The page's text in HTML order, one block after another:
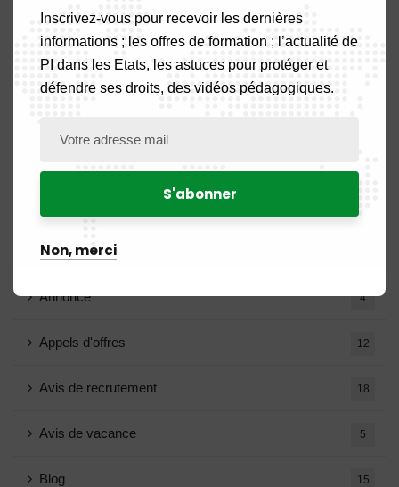
Guinée Bissau
Guinée Equatoriale
Agenda
Annonce 4
Appels d'offres 12
Avis de recrutement 18
Avis de vacance 5
Blog 15
Inscrivez-vous pour recevoir les dernières
informations ; les offres de formation ; l’actualité de
PI dans les Etats, les astuces pour protéger et
défendre ses droits, des vidéos pédagogiques.
Non, merci